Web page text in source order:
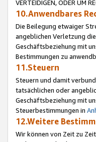
VERTEIDIGEN, ODER UM
10.Anwendbares
Die Beilegung etwaiger
angeblichen Verletzung
Geschäftsbeziehung mit
Bestimmungen zu
11.Steuern
Steuern und damit
tatsächlichen oder
Geschäftsbeziehung mit
Steuerbestimmungen in
12.Weitere
Wir können von Zeit zu